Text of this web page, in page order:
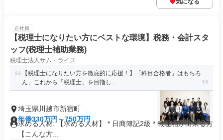
気になる
正社員
【税理士になりたい方にベストな環境】税務・会計スタ
ッフ(税理士補助業務)
税理士法人サム・ライズ
【税理士になりたい方を徹底的に応援！】「科目合格者」はもちろ
ん、これから「税理士」を目指し...
埼玉県川越市新宿町
年俸330万円～750万円
求める人材: 【求める人材】 * 日商簿記2級 * 報連相が出来る方
【こんな方...